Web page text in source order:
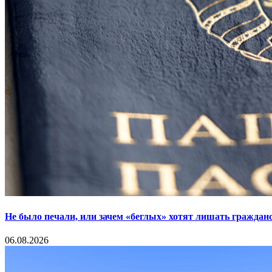
Не было печали, или зачем «беглых» хотят лишать
06.08.2026